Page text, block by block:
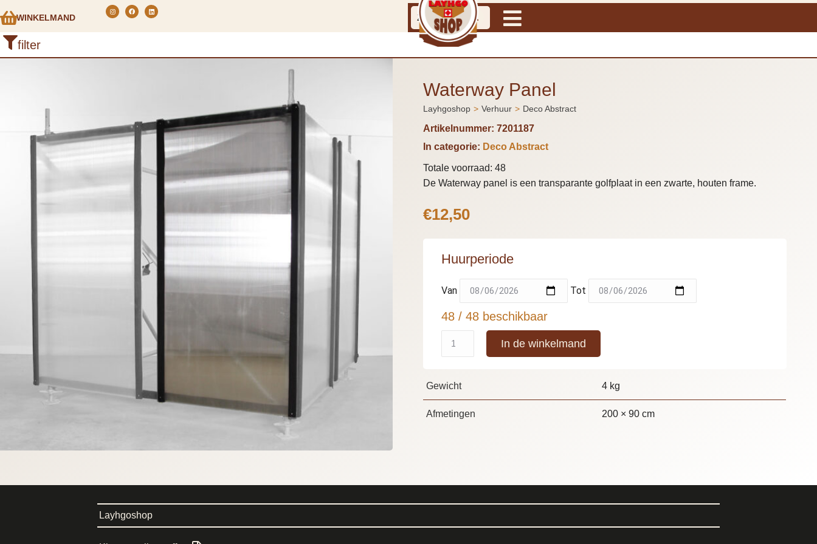
WINKELMAND
filter
Waterway Panel
Je bent hier:
Layhgoshop Verhuur Deco Abstract
Artikelnummer:7201187
In categorie: Deco Abstract
Totale voorraad: 48
De Waterway panel is een transparante golfplaat in een zwarte, houten frame.
€12,50
Huurperiode
Van Tot
48 / 48 beschikbaar
In de winkelmand
Gewicht 4 kg
Afmetingen 200 × 90 cm
Layhgoshop